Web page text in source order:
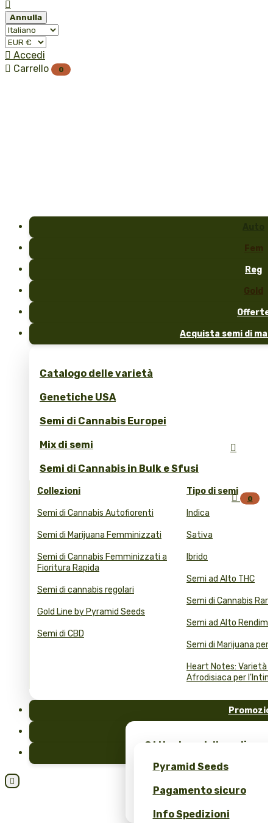

Annulla
 Accedi
 Carrello 0
Fem
Reg
Gold
Offerte
Acquista semi di
Catalogo delle varietà
Genetiche USA
Semi di Cannabis Europei
Mix di semi
Semi di Cannabis in Bulk e Sfusi
Collezioni
Semi di Cannabis Autofiorenti
Semi di Marijuana Femminizzati
Semi di Cannabis Femminizzati a
Fioritura Rapida
Semi di cannabis regolari
Gold Line by Pyramid Seeds
Semi di CBD
Tipo di semi
Indica
Sativa
Ibrido
Semi ad Alto THC
Semi di Cannabis Rari
Semi ad Alto
Semi di Marijuana
Heart Notes: Varietà
Afrodisiaca per
Ottieni semi di
Seeds!
Ottieni uno sconto del
Pyramid Seeds
Pagamento sicuro
Info Spedizioni


 0